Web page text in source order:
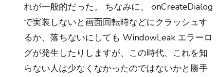
れが一般的だった。 ちなみに、 onCreateDialog
で実装しないと画面回転時などにクラッシュす
るか、落ちないにしても WindowLeak エラーロ
グが発生したりしますが、この時代、これを知
らない人は少なくなかったのではないかと勝手